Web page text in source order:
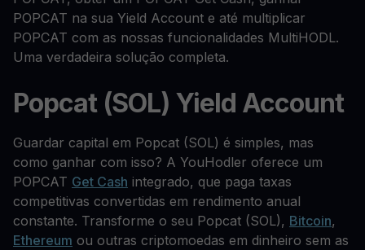
POPCAT na sua Yield Account e até multiplicar
POPCAT com as nossas funcionalidades MultiHODL.
Uma verdadeira solução completa.
Popcat (SOL) Yield Account
Guardar capital em Popcat (SOL) é simples, mas
como ganhar com isso? A YouHodler oferece um
POPCAT Get Cash integrado, que paga taxas
competitivas convertidas em rendimento anual
constante. Transforme o seu Popcat (SOL), Bitcoin,
Ethereum ou outras criptomoedas em dinheiro sem as